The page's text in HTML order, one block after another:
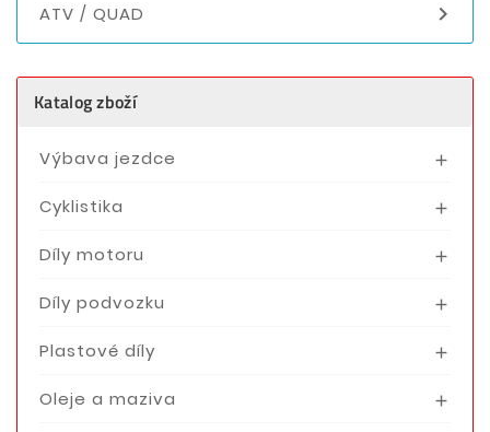
ATV / QUAD 
Katalog zboží
Výbava jezdce 
Cyklistika 
Díly motoru 
Díly podvozku 
Plastové díly 
Oleje a maziva 